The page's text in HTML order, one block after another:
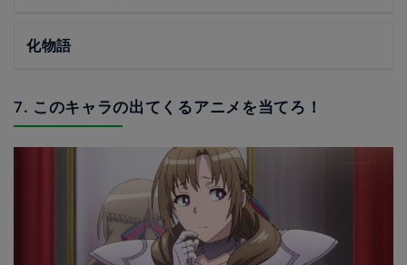
化物語
7. このキャラの出てくるアニメを当てろ！